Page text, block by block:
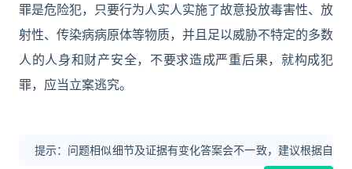
罪是危险犯，只要行为人实人实施了故意投放毒害性、放
射性、传染病病原体等物质，并且足以威胁不特定的多数
人的人身和财产安全，不要求造成严重后果，就构成犯
罪，应当立案逃究。
提示：问题相似细节及证据有变化答案会不一致，建议根据自